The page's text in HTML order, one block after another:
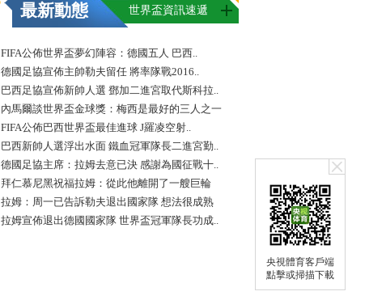
央視體育客戶端
點擊或掃描下載
最新動態 世界盃資訊速遞
FIFA公佈世界盃夢幻陣容：德國五人 巴西..
德國足協宣佈主帥勒夫留任 將率隊戰2016..
巴西足協宣佈新帥人選 鄧加二進宮取代斯科拉..
內馬爾談世界盃金球獎：梅西是最好的三人之一
FIFA公佈巴西世界盃最佳進球 J羅凌空射..
巴西新帥人選浮出水面 鐵血冠軍隊長二進宮勤..
德國足協主席：拉姆去意已決 感謝為國征戰十..
拜仁慕尼黑祝福拉姆：從此他離開了一艘巨輪
拉姆：周一已告訴勒夫退出國家隊 想法很成熟
拉姆宣佈退出德國國家隊 世界盃冠軍隊長功成..